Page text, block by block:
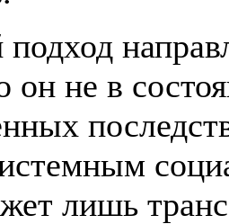
он не в
лишь